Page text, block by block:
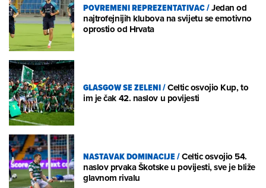
POVREMENI REPREZENTATIVAC/Jedan od
najtrofejnijih klubova na svijetu se emotivno
oprostio od Hrvata
GLASGOW SE ZELENI/Celtic osvojio Kup, to
im je čak 42. naslov u povijesti
NASTAVAK DOMINACIJE/Celtic osvojio 54.
naslov prvaka Škotske u povijesti, sve je bliže
glavnom rivalu